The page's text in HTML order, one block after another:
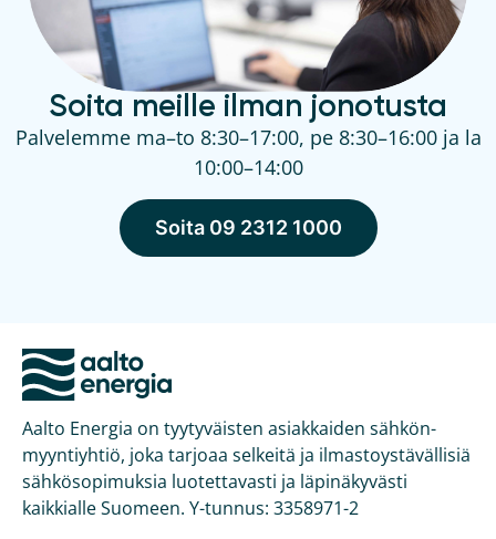
Soita meille ilman jonotusta
Palvelemme ma–to 8:30–17:00, pe 8:30–16:00 ja la
10:00–14:00
Soita 09 2312 1000
Aalto Energia on tyytyväisten asiakkaiden sähkön­
myyntiyhtiö, joka tarjoaa selkeitä ja ilmasto­ystävällisiä
sähkö­sopimuksia luotettavasti ja läpinäkyvästi
kaikkialle Suomeen. Y-tunnus: 3358971-2